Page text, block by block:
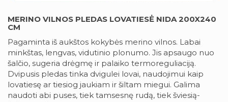
MERINO VILNOS PLEDAS LOVATIESĖ NIDA 200X240
CM
Pagaminta iš aukštos kokybės merino vilnos. Labai
minkštas, lengvas, vidutinio plonumo. Jis apsaugo nuo
šalčio, sugeria drėgmę ir palaiko termoreguliaciją.
Dvipusis pledas tinka dvigulei lovai, naudojimui kaip
lovatiesę ar tiesiog jaukiam ir šiltam miegui. Galima
naudoti abi puses, tiek tamsesnę rudą, tiek šviesią-